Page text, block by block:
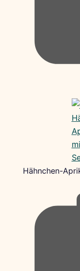
Hähnchen-